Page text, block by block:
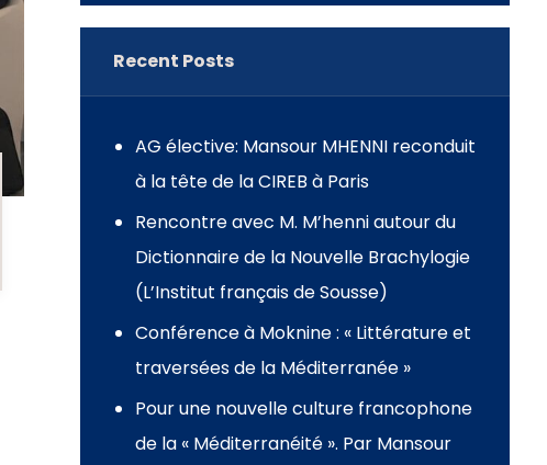
Recent Posts
AG élective: Mansour MHENNI reconduit
à la tête de la CIREB à Paris
Rencontre avec M. M’henni autour du
Dictionnaire de la Nouvelle Brachylogie
(L’Institut français de Sousse)
Conférence à Moknine : « Littérature et
traversées de la Méditerranée »
Pour une nouvelle culture francophone
de la « Méditerranéité ». Par Mansour